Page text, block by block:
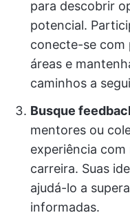
para descobrir
potencial.
conecte-se com
áreas e
caminhos a
Busque
mentores ou
experiência
carreira. Suas
ajudá-lo a
informadas.